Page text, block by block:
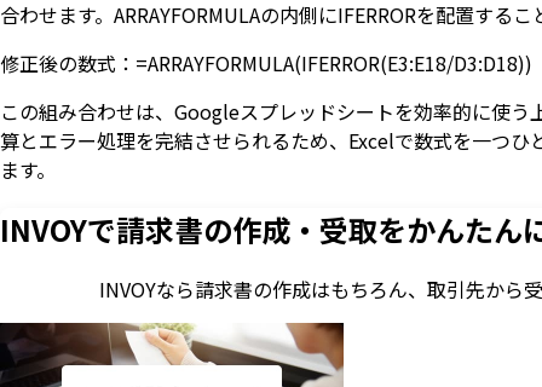
合わせます。ARRAYFORMULAの内側にIFERRORを配置す
修正後の数式：=ARRAYFORMULA(IFERROR(E3:E18/D3:D18))
この組み合わせは、Googleスプレッドシートを効率的に使
算とエラー処理を完結させられるため、Excelで数式を一つ
ます。
INVOYで請求書の作成・ 受取をかんたん
INVOYなら請求書の作成はもちろん、 取引先から